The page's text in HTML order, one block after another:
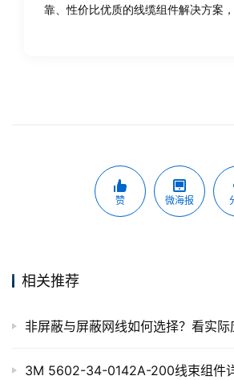
靠、性价比优质的线缆组件解决方案
赞 微海报
相关推荐
非屏蔽与屏蔽网线如何选择？看实际
3M 5602-34-0142A-200线束组件